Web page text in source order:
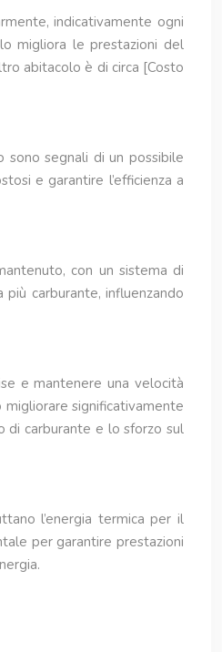
indicativamente ogni
migliora le prestazioni del
abitacolo è di circa [Costo
sono segnali di un possibile
e garantire l’efficienza a
con un sistema di
carburante, influenzando
e mantenere una velocità
migliorare significativamente
di carburante e lo sforzo sul
l’energia termica per il
per garantire prestazioni